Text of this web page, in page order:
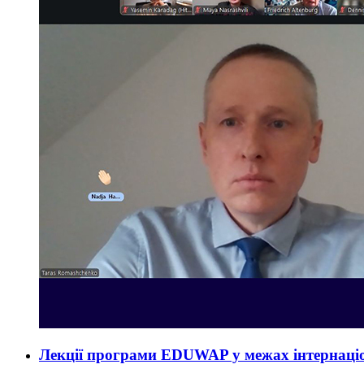
Лекції програми EDUWAP у межах